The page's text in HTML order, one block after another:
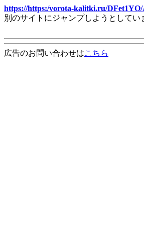
https://https:/vorota-kalitki.ru/
別のサイトにジャンプしようとして
広告のお問い合わせはこちら